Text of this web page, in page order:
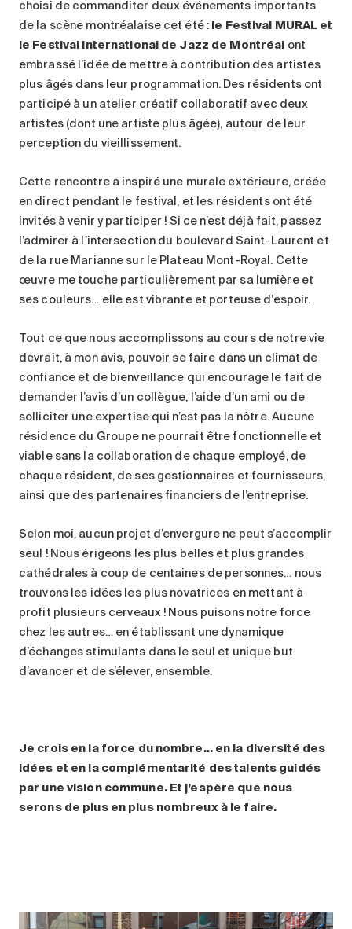
choisi de commanditer deux événements importants
de la scène montréalaise cet été : le Festival MURAL et
le Festival International de Jazz de Montréal ont
embrassé l’idée de mettre à contribution des artistes
plus âgés dans leur programmation. Des résidents ont
participé à un atelier créatif collaboratif avec deux
artistes (dont une artiste plus âgée), autour de leur
perception du vieillissement.
Cette rencontre a inspiré une murale extérieure, créée
en direct pendant le festival, et les résidents ont été
invités à venir y participer ! Si ce n’est déjà fait, passez
l’admirer à l’intersection du boulevard Saint-Laurent et
de la rue Marianne sur le Plateau Mont-Royal. Cette
œuvre me touche particulièrement par sa lumière et
ses couleurs… elle est vibrante et porteuse d’espoir.
Tout ce que nous accomplissons au cours de notre vie
devrait, à mon avis, pouvoir se faire dans un climat de
confiance et de bienveillance qui encourage le fait de
demander l’avis d’un collègue, l’aide d’un ami ou de
solliciter une expertise qui n’est pas la nôtre. Aucune
résidence du Groupe ne pourrait être fonctionnelle et
viable sans la collaboration de chaque employé, de
chaque résident, de ses gestionnaires et fournisseurs,
ainsi que des partenaires financiers de l’entreprise.
Selon moi, aucun projet d’envergure ne peut s’accomplir
seul ! Nous érigeons les plus belles et plus grandes
cathédrales à coup de centaines de personnes… nous
trouvons les idées les plus novatrices en mettant à
profit plusieurs cerveaux ! Nous puisons notre force
chez les autres… en établissant une dynamique
d’échanges stimulants dans le seul et unique but
d’avancer et de s’élever, ensemble.
Je crois en la force du nombre… en la diversité des
idées et en la complémentarité des talents guidés
par une vision commune. Et j’espère que nous
serons de plus en plus nombreux à le faire.